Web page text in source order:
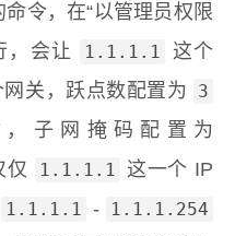
令，在“以管理员权限
，会让
1.1.1.1
这个
网关，跃点数配置为 3
子网掩码配置为
仅 1.1.1.1
这一个 IP
1.1.1.1 - 1.1.1.254